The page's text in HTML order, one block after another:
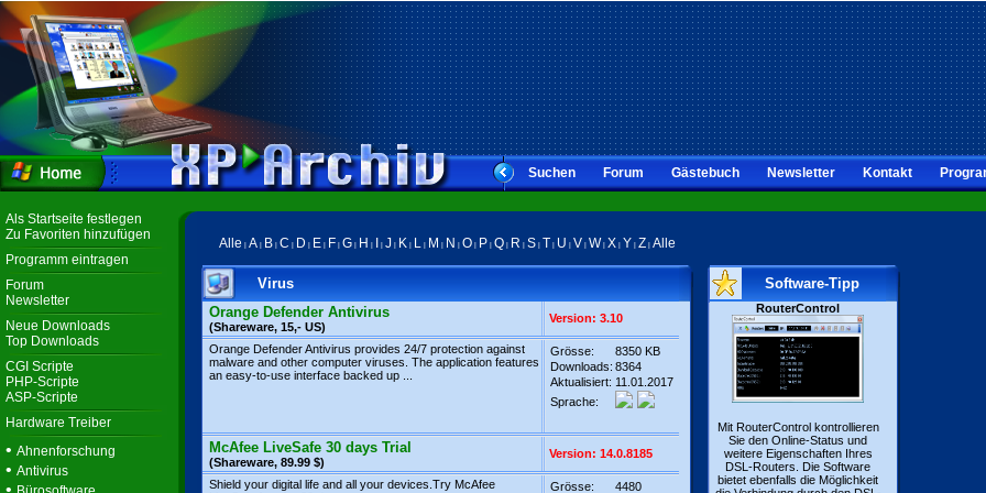
Suchen Forum Gästebuch Newsletter Kontakt
Als Startseite festlegen
Zu Favoriten hinzufügen
Programm eintragen
Forum
Newsletter
Neue Downloads
Top Downloads
CGI Scripte
PHP-Scripte
ASP-Scripte
Hardware Treiber
• Ahnenforschung
• Antivirus
•
Alle A B C D E F G H J K L M N O P Q R S T U V W X Y Z Alle
Virus
Orange Defender Antivirus
(Shareware, 15,- US)
Version: 3.10
Orange Defender Antivirus provides 24/7 protection against
malware and other computer viruses. The application features
an easy-to-use interface backed up ...
Grösse:
8350 KB
Downloads: 8364
Aktualisiert: 11.01.2017
Sprache:
McAfee LiveSafe 30 days Trial
(Shareware, 89.99 $)
Version: 14.0.8185
Shield your digital life and all your devices.Try McAfee
Grösse:
4480
Software-Tipp
RouterControl
Mit RouterControl kontrollieren
Sie den Online-Status und
weitere Eigenschaften Ihres
DSL-Routers. Die Software
bietet ebenfalls die Möglichkeit